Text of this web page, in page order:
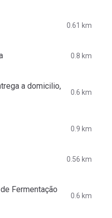
0.61 km
0.8 km
a domicilio,
0.6 km
0.9 km
0.56 km
Fermentação
0.6 km